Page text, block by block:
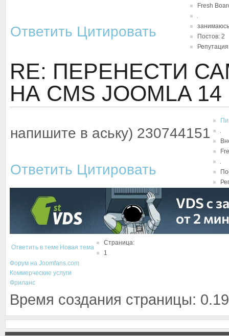
Fresh
Постов: 2
Ответить Цитировать
RE: ПЕРЕНЕСТИ
НА CMS JOOMLA
напишите в аську) 230744151
Ответить Цитировать
Ответить в теме Новая тема
Страница:
1
Форум на Joomfans.com
Коммерческие услуги
Фриланс
Время создания страницы: